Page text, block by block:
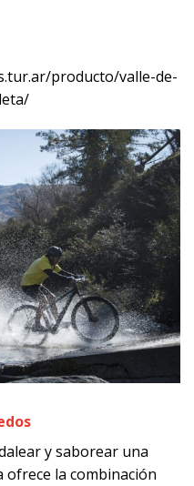
producto/valle-de-
y saborear una
ofrece la combinación